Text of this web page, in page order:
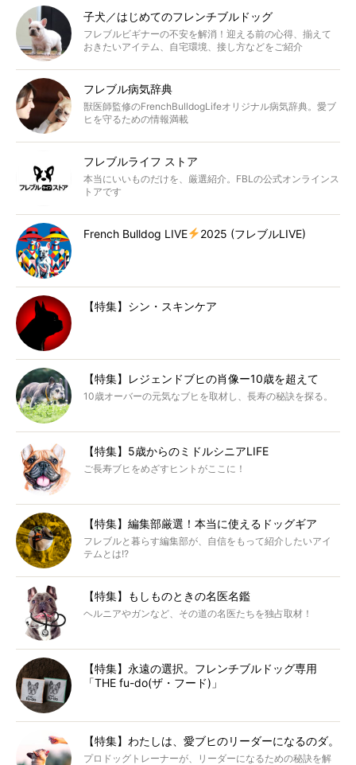
子犬／はじめてのフレンチブルドッグ
フレブルビギナーの不安を解消！迎える前の心得、揃えて
おきたいアイテム、自宅環境、接し方などをご紹介
フレブル病気辞典
獣医師監修のFrenchBulldogLifeオリジナル病気辞典。愛ブ
ヒを守るための情報満載
フレブルライフ ストア
本当にいいものだけを、厳選紹介。FBLの公式オンラインス
トアです
French Bulldog LIVE 2025 (フレブルLIVE)
【特集】シン・スキンケア
【特集】レジェンドブヒの肖像ー10歳を超えて
10歳オーバーの元気なブヒを取材し、長寿の秘訣を探る。
【特集】5歳からのミドルシニアLIFE
ご長寿ブヒをめざすヒントがここに！
【特集】編集部厳選！本当に使えるドッグギア
フレブルと暮らす編集部が、自信をもって紹介したいアイ
テムとは!?
【特集】もしものときの名医名鑑
ヘルニアやガンなど、その道の名医たちを独占取材！
【特集】永遠の選択。フレンチブルドッグ専用
「THE fu-do(ザ・フード)」
【特集】わたしは、愛ブヒのリーダーになるのダ。
プロドッグトレーナーが、リーダーになるための秘訣を解